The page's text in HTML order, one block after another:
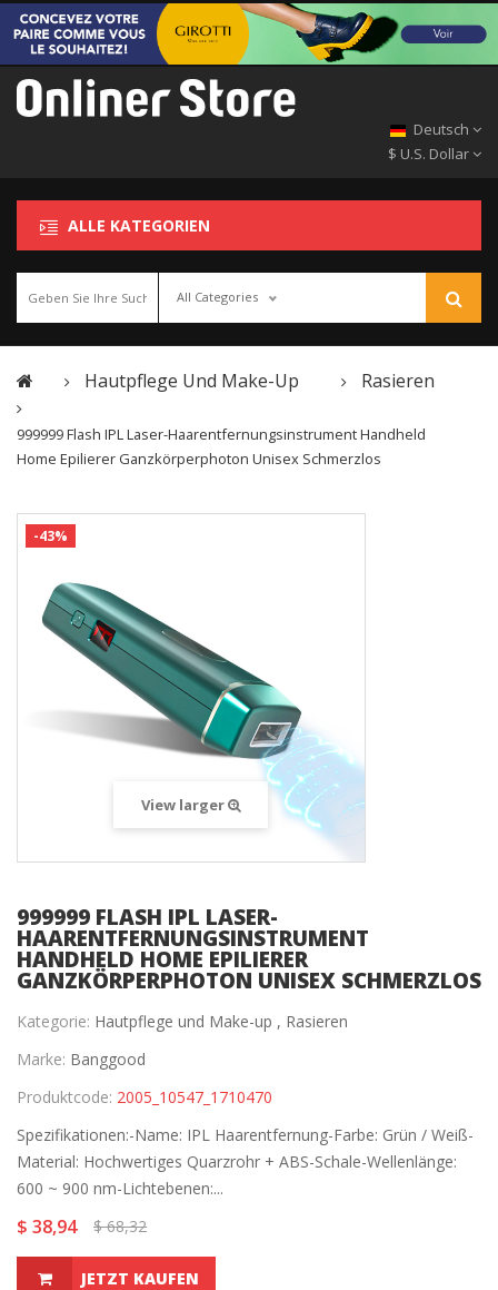
Deutsch
$ U.S. Dollar
ALLE KATEGORIEN
All Categories
Hautpflege Und Make-Up Rasieren
999999 Flash IPL Laser-Haarentfernungsinstrument Handheld
Home Epilierer Ganzkörperphoton Unisex Schmerzlos
-43%
View larger
999999 FLASH IPL LASER-
HAARENTFERNUNGSINSTRUMENT
HANDHELD HOME EPILIERER
GANZKÖRPERPHOTON UNISEX SCHMERZLOS
Kategorie: Hautpflege und Make-up , Rasieren
Marke: Banggood
Produktcode: 2005_10547_1710470
Spezifikationen:-Name: IPL Haarentfernung-Farbe: Grün / Weiß-
Material: Hochwertiges Quarzrohr + ABS-Schale-Wellenlänge:
600 ~ 900 nm-Lichtebenen:...
$ 38,94 $ 68,32
JETZT KAUFEN